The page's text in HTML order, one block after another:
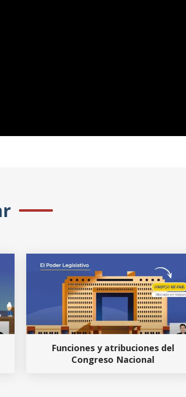
Funciones y atribuciones del
Congreso Nacional